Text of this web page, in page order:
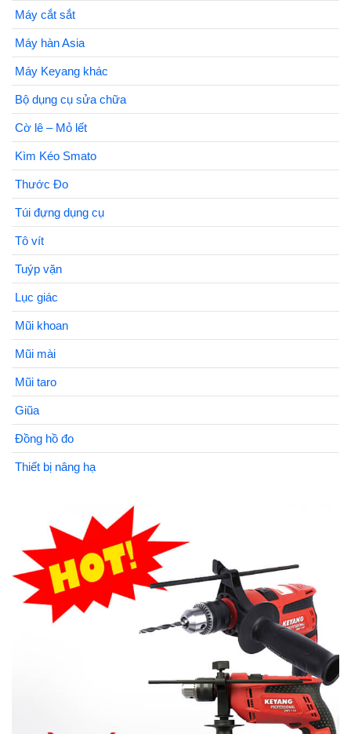
Máy cắt sắt
Máy hàn Asia
Máy Keyang khác
Bộ dụng cụ sửa chữa
Cờ lê – Mỏ lết
Kìm Kéo Smato
Thước Đo
Túi đựng dụng cụ
Tô vít
Tuýp vặn
Lục giác
Mũi khoan
Mũi mài
Mũi taro
Giũa
Đồng hồ đo
Thiết bị nâng hạ